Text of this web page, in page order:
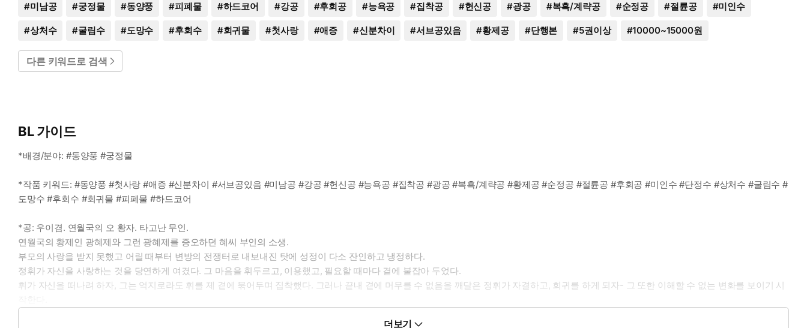
#미남공 #궁정물 #동양풍 #피폐물 #하드코어 #강공 #후회공 #능욕공 #집착공 #헌신공 #광공 #복흑/계략공 #순정공 #절륜공 #미인수
#상처수 #굴림수 #도망수 #후회수 #회귀물 #첫사랑 #애증 #신분차이 #서브공있음 #황제공 #단행본 #5권이상 #10000~15000원
다른 키워드로 검색
BL 가이드
*배경/분야: #동양풍 #궁정물
*작품 키워드: #동양풍 #첫사랑 #애증 #신분차이 #서브공있음 #미남공 #강공 #헌신공 #능욕공 #집착공 #광공 #복흑/계략공 #황제공 #순정공 #절륜공 #후회공 #미인수 #단정수 #상처수 #굴림수 #
도망수 #후회수 #회귀물 #피폐물 #하드코어
*공: 우이겸. 연월국의 오 황자. 타고난 무인.
연월국의 황제인 광혜제와 그런 광혜제를 증오하던 혜씨 부인의 소생.
부모의 사랑을 받지 못했고 어릴 때부터 변방의 전쟁터로 내보내진 탓에 성정이 다소 잔인하고 냉정하다.
정휘가 자신을 사랑하는 것을 당연하게 여겼다. 그 마음을 휘두르고, 이용했고, 필요할 때마다 곁에 붙잡아 두었다.
휘가 자신을 떠나려 하자, 그는 억지로라도 휘를 제 곁에 묶어두며 집착했다. 그러나 끝내 곁에 머무를 수 없음을 깨달은 정휘가 자결하고, 회귀를 하게 되자- 그 또한 이해할 수 없는 변화를 보이기 시
더보기